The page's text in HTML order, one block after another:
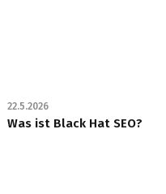
22.5.2026
Was ist Black Hat SEO?